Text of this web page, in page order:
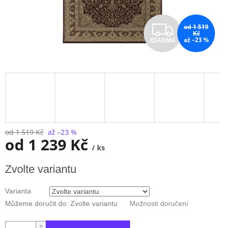
Z
D
A
ZDARMA
od 1 519
Kč
až –23 %
od 1 519 Kč až –23 %
od 1 239 Kč / ks
cena:
Zvolte variantu
Varianta
Můžeme doručit do: Zvolte variantu Možnosti doručení